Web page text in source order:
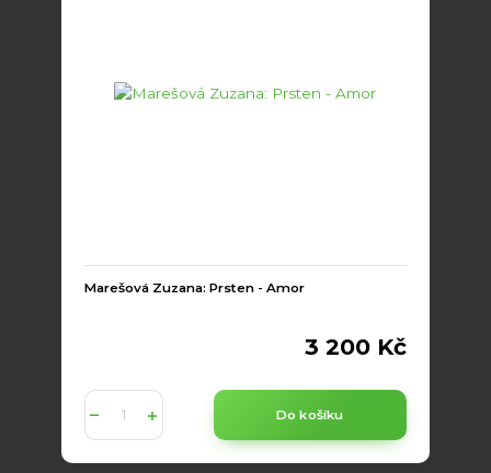
Marešová Zuzana: Prsten - Amor
3 200 Kč
Do košíku